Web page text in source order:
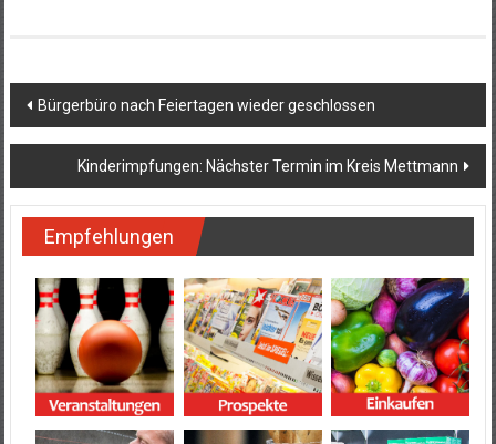
Beitragsnavigation
Bürgerbüro nach Feiertagen wieder geschlossen
Kinderimpfungen: Nächster Termin im Kreis Mettmann
Empfehlungen